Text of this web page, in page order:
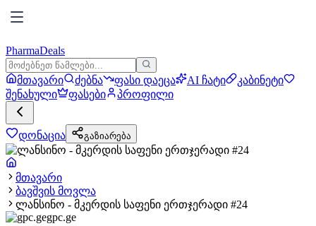
PharmaDeals
მთავარი ძებნა ფასი დაეცა AI ჩატი
კაბინეტი
შენახული
ფასები პროფილი
დონაცია გაზიარება
მთავარი
ბავშვის მოვლა
ლანსინო - მკერდის საფენი ერთჯერადი #24
gpc.ge